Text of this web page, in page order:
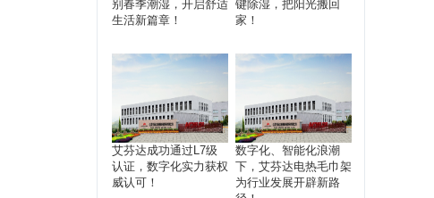
别春季潮湿，开启舒适
生活新篇章！
键除湿，把阳光搬回
家！
艾芬达成功通过L7级
认证，数字化实力获权
威认可！
数字化、智能化浪潮
下，艾芬达电热毛巾架
为行业发展开辟新路